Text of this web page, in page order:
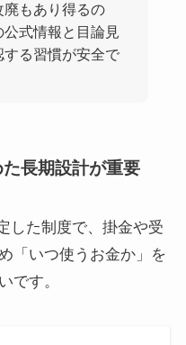
もあり得るの
式情報と目論見
る習慣が安全で
長期設計が重要
した制度で、掛金や受
「いつ使うお金か」を
です。